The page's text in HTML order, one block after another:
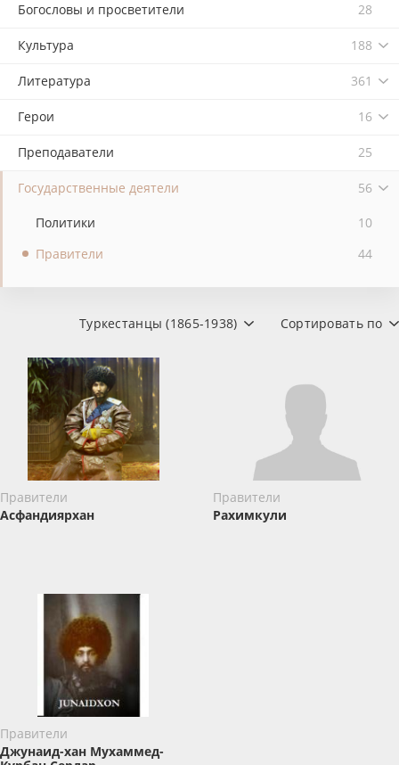
Богословы и просветители 28
Культура 188
Литература 361
Герои 16
Преподаватели 25
Государственные деятели 56
Политики
10
Правители
44
Сортировать по
Туркестанцы (1865-1938)
Правители
Асфандиярхан
Правители
Рахимкули
Правители
Джунаид-хан Мухаммед-